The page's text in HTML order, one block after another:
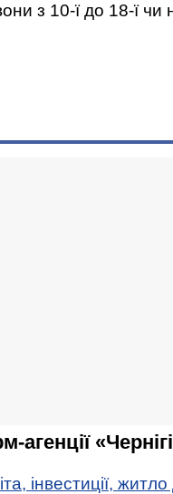
з 10-ї до 18-ї чи
агенції
інвестиції,